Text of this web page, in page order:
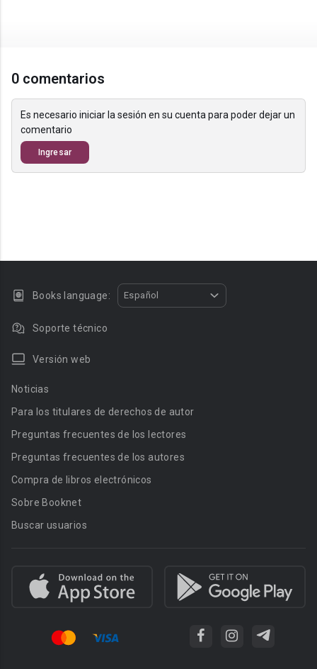
0 comentarios
Es necesario iniciar la sesión en su cuenta para poder dejar un
comentario
Ingresar
Books language: Español
Soporte técnico
Versión web
Noticias
Para los titulares de derechos de autor
Preguntas frecuentes de los lectores
Preguntas frecuentes de los autores
Compra de libros electrónicos
Sobre Booknet
Buscar usuarios